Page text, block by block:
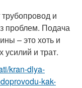
и
проблем. Подача
– это хоть и
и трат.
kran-dlya-
kak-